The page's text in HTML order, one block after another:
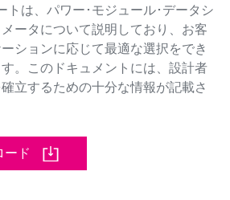
トは、パワー･モジュール･データシ
ータについて説明しており、お客
ションに応じて最適な選択をでき
。このドキュメントには、設計者
立するための十分な情報が記載さ
ード